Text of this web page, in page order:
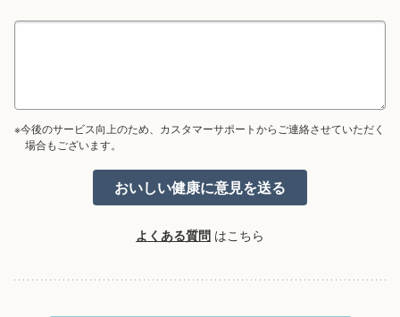
※今後のサービス向上のため、カスタマーサポートからご連絡させていただく
場合もございます。
よくある質問 はこちら